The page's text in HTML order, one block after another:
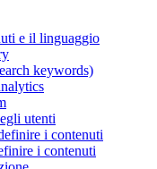
e il linguaggio
keywords)
utenti
i contenuti
i contenuti